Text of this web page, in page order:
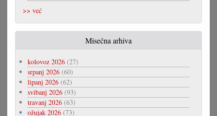
>> već
Misečna arhiva
kolovoz 2026 (27)
srpanj 2026 (60)
lipanj 2026 (62)
svibanj 2026 (93)
travanj 2026 (63)
ožujak 2026 (73)